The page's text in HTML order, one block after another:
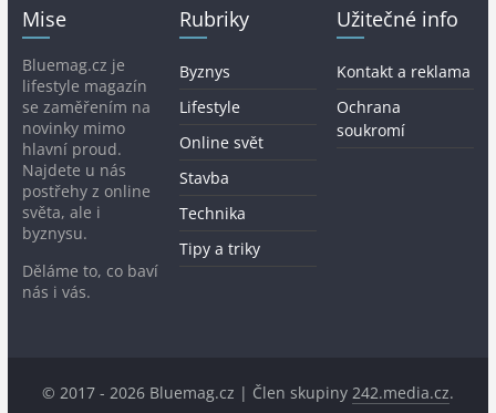
Mise
Bluemag.cz je
lifestyle magazín
se zaměřením na
novinky mimo
hlavní proud.
Najdete u nás
postřehy z online
světa, ale i
byznysu.
Děláme to, co baví
nás i vás.
Rubriky
Byznys
Lifestyle
Online svět
Stavba
Technika
Tipy a triky
Užitečné info
Kontakt a reklama
Ochrana
soukromí
© 2017 - 2026 Bluemag.cz | Člen skupiny 242.media.cz.